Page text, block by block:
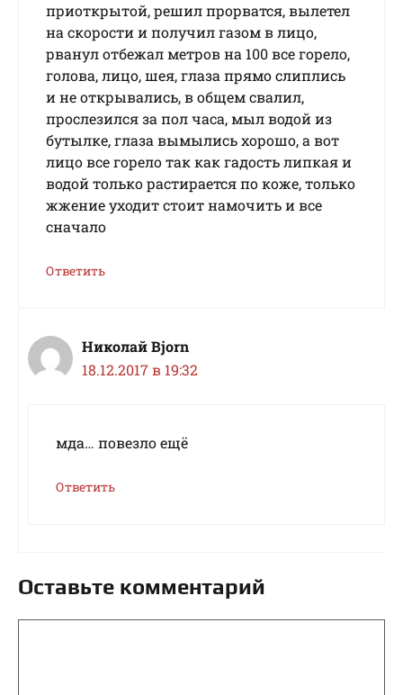
приоткрытой, решил прорватся, вылетел
на скорости и получил газом в лицо,
рванул отбежал метров на 100 все горело,
голова, лицо, шея, глаза прямо слиплись
и не открывались, в общем свалил,
прослезился за пол часа, мыл водой из
бутылке, глаза вымылись хорошо, а вот
лицо все горело так как гадость липкая и
водой только растирается по коже, только
жжение уходит стоит намочить и все
сначало
Ответить
Николай Bjorn
18.12.2017 в 19:32
мда… повезло ещё
Ответить
Оставьте комментарий